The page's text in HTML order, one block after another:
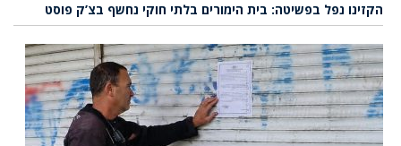
הקזינו נפל בפשיטה: בית הימורים בלתי חוקי נחשף בצ’ק פוסט